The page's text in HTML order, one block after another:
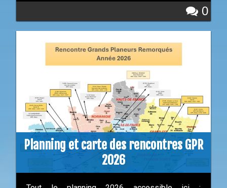
0
Planning et carte des rencontres GPR
2026